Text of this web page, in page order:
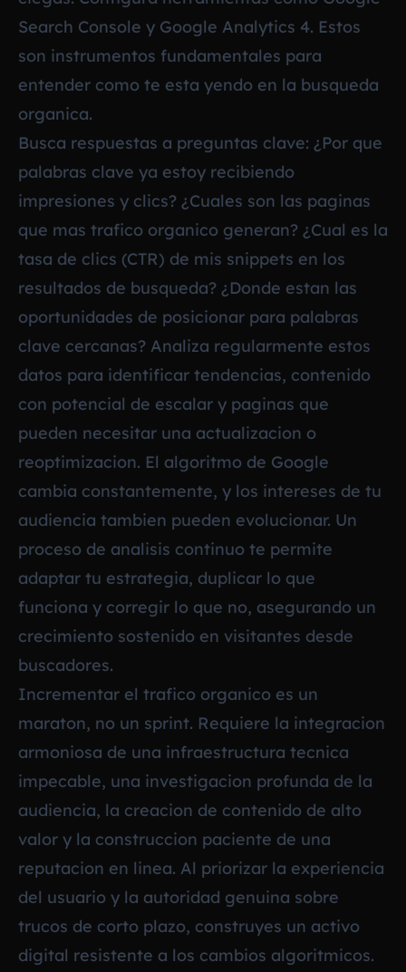
Search Console y Google Analytics 4. Estos
son instrumentos fundamentales para
entender como te esta yendo en la busqueda
organica.
Busca respuestas a preguntas clave: ¿Por que
palabras clave ya estoy recibiendo
impresiones y clics? ¿Cuales son las paginas
que mas trafico organico generan? ¿Cual es la
tasa de clics (CTR) de mis snippets en los
resultados de busqueda? ¿Donde estan las
oportunidades de posicionar para palabras
clave cercanas? Analiza regularmente estos
datos para identificar tendencias, contenido
con potencial de escalar y paginas que
pueden necesitar una actualizacion o
reoptimizacion. El algoritmo de Google
cambia constantemente, y los intereses de tu
audiencia tambien pueden evolucionar. Un
proceso de analisis continuo te permite
adaptar tu estrategia, duplicar lo que
funciona y corregir lo que no, asegurando un
crecimiento sostenido en visitantes desde
buscadores.
Incrementar el trafico organico es un
maraton, no un sprint. Requiere la integracion
armoniosa de una infraestructura tecnica
impecable, una investigacion profunda de la
audiencia, la creacion de contenido de alto
valor y la construccion paciente de una
reputacion en linea. Al priorizar la experiencia
del usuario y la autoridad genuina sobre
trucos de corto plazo, construyes un activo
digital resistente a los cambios algoritmicos.